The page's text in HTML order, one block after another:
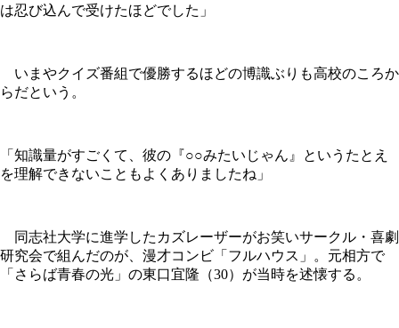
は忍び込んで受けたほどでした」
いまやクイズ番組で優勝するほどの博識ぶりも高校のころか
らだという。
「知識量がすごくて、彼の『○○みたいじゃん』というたとえ
を理解できないこともよくありましたね」
同志社大学に進学したカズレーザーがお笑いサークル・喜劇
研究会で組んだのが、漫才コンビ「フルハウス」。元相方で
「さらば青春の光」の東口宜隆（30）が当時を述懐する。